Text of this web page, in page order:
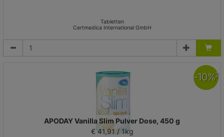
Tabletten
Certmedica International GmbH
APODAY Vanilla Slim Pulver Dose, 450 g
€ 41,91 / 1kg
-10%2